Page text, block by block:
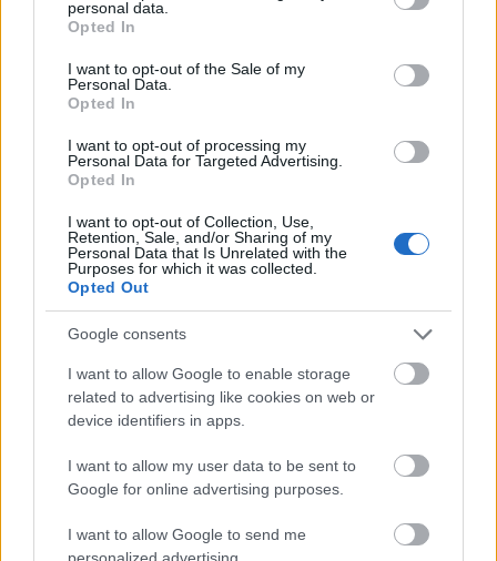
grant or deny consent to Google and its third-party tags to
use your data for below specified purposes in below Google
consent section.
personal data.
Opted In
I want to opt-out of the Sale of my
Personal Data.
Opted In
I want to opt-out of processing my
Personal Data for Targeted Advertising.
Opted In
I want to opt-out of Collection, Use,
Retention, Sale, and/or Sharing of my
Personal Data that Is Unrelated with the
Purposes for which it was collected.
Opted Out
Google consents
I want to allow Google to enable storage
related to advertising like cookies on web or
device identifiers in apps.
I want to allow my user data to be sent to
Google for online advertising purposes.
I want to allow Google to send me
personalized advertising.
Forrás:hellomagazine.com